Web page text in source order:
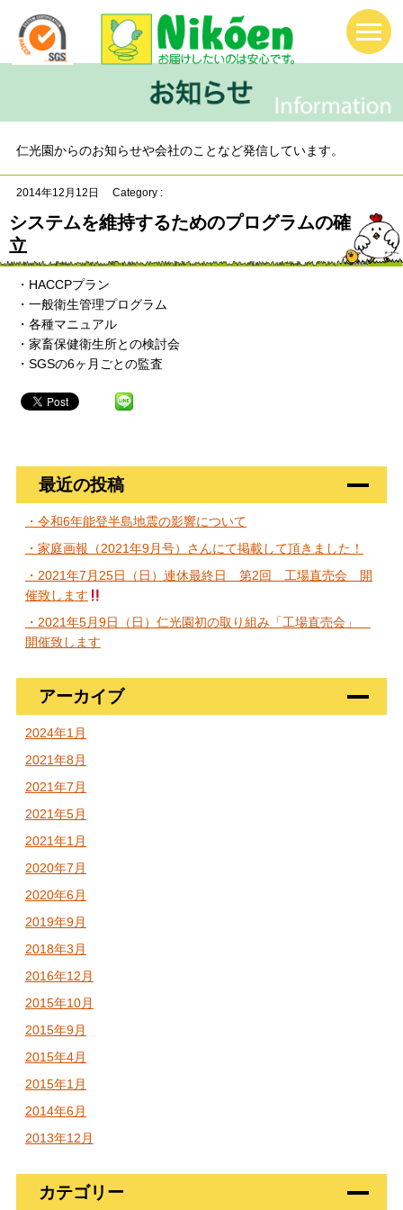
仁光園からのお知らせや会社のことなど発信しています。
2014年12月12日 Category :
システムを維持するためのプログラムの確
立
・HACCPプラン
・一般衛生管理プログラム
・各種マニュアル
・家畜保健衛生所との検討会
・SGSの6ヶ月ごとの監査
最近の投稿
・令和6年能登半島地震の影響について
・家庭画報（2021年9月号）さんにて掲載して頂きました！
・2021年7月25日（日）連休最終日 第2回 工場直売会 開
催致します
・2021年5月9日（日）仁光園初の取り組み「工場直売会」
開催致します
アーカイブ
2024年1月
2021年8月
2021年7月
2021年5月
2021年1月
2020年7月
2020年6月
2019年9月
2018年3月
2016年12月
2015年10月
2015年9月
2015年4月
2015年1月
2014年6月
2013年12月
カテゴリー